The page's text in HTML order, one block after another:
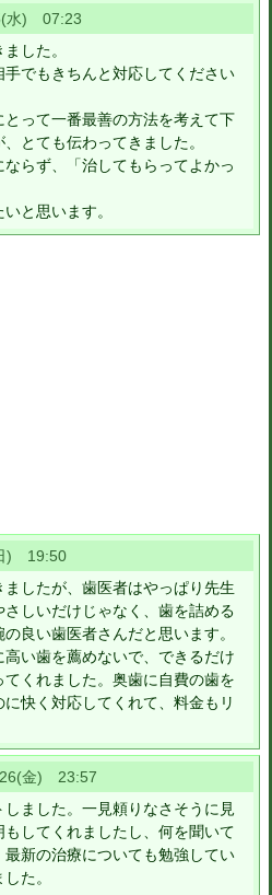
水) 07:23
した。
でもきちんと対応してください
って一番最善の方法を考えて下
、とても伝わってきました。
らず、「治してもらってよかっ
と思います。
) 19:50
したが、歯医者はやっぱり先生
しいだけじゃなく、歯を詰める
良い歯医者さんだと思います。
い歯を薦めないで、できるだけ
くれました。奥歯に自費の歯を
快く対応してくれて、料金もリ
金) 23:57
ました。一見頼りなさそうに見
してくれましたし、何を聞いて
新の治療についても勉強してい
た。